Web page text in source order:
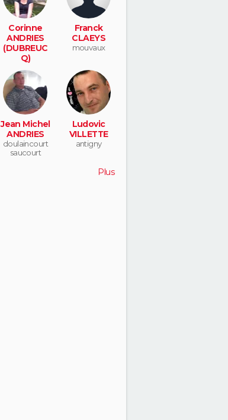
Corinne
ANDRIES
(DUBREUC
Q)
saucourt
Franck
CLAEYS
mouvaux
Jean Michel
ANDRIES
doulaincourt
saucourt
Ludovic
VILLETTE
antigny
Plus